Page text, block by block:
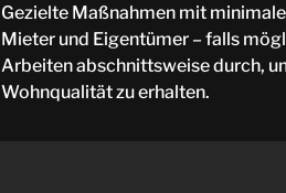
Gezielte Maßnahmen mit
Mieter und Eigentümer – falls
Arbeiten abschnittsweise durch,
Wohnqualität zu erhalten.